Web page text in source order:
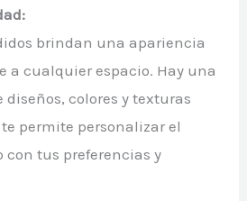
brindan una apariencia
a cualquier espacio. Hay una
colores y texturas
permite personalizar el
con tus preferencias y